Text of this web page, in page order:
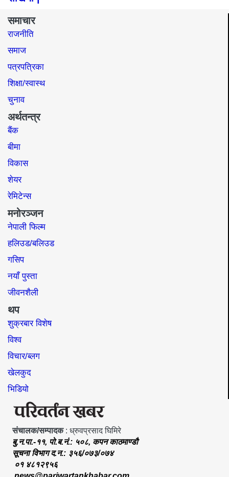
समाचार
राजनीति
समाज​
पत्रपत्रिका
शिक्षा/स्वास्थ
चुनाव
अर्थतन्त्र
बैंक
बीमा
विकास
शेयर
रेमिटेन्स
मनोरञ्जन
नेपाली फिल्म
हलिउड/बलिउड
गसिप
नयाँ पुस्ता
जीवनशैली
थप
शुक्रबार विशेष
विश्व
विचार/ब्लग
खेलकुद
भिडियो
संचालक/सम्पादक: ध्रुवप्रसाद घिमिरे
बु.न.पा.-११, पो.ब.नं.: ५०८, कपन काठमाण्डौ
सूचना विभाग द.न.: ३५६/०७३/०७४
०१ ४८१२९५६